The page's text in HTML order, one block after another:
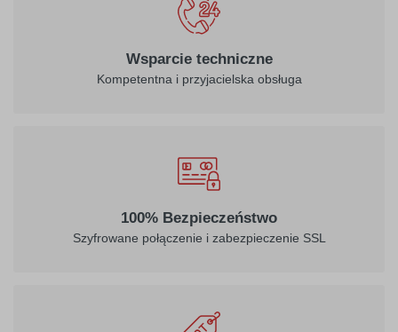
Wsparcie techniczne
Kompetentna i przyjacielska obsługa
100% Bezpieczeństwo
Szyfrowane połączenie i zabezpieczenie SSL